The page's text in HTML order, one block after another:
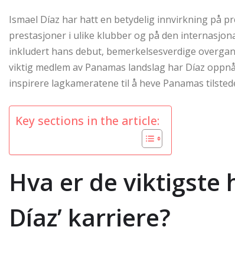
Ismael Díaz har hatt en betydelig innvirkning på
prestasjoner i ulike klubber og på den
inkludert hans debut, bemerkelsesverdige
viktig medlem av Panamas landslag har Díaz
inspirere lagkameratene til å heve Panamas
Key sections in the article:
Hva er de viktigste
Díaz’ karriere?